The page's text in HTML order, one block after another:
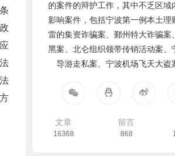
的案件的辩护工作，其中不乏区域
影响案件，包括宁波第一例本土理
雷的集资诈骗案、鄞州特大诈骗案
黑案、北仑组织领带传销活动案、
导游走私案、宁波机场飞天大盗
文章
16368
留言
868